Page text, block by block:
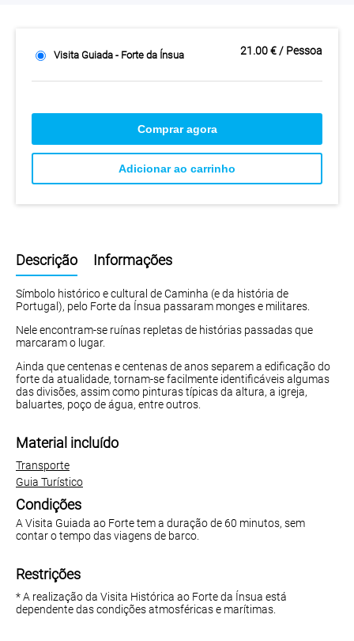
Descrição Informações
Símbolo histórico e cultural de Caminha (e da história de
Portugal), pelo Forte da Ínsua passaram monges e militares.
Nele encontram-se ruínas repletas de histórias passadas que
marcaram o lugar.
Ainda que centenas e centenas de anos separem a edificação do
forte da atualidade, tornam-se facilmente identificáveis algumas
das divisões, assim como pinturas típicas da altura, a igreja,
baluartes, poço de água, entre outros.
Material incluído
Transporte
Guia Turístico
Condições
A Visita Guiada ao Forte tem a duração de 60 minutos, sem
contar o tempo das viagens de barco.
Restrições
* A realização da Visita Histórica ao Forte da Ínsua está
dependente das condições atmosféricas e marítimas.
Visita Guiada - Forte da Ínsua 21.00 € / Pessoa
Comprar agora
Adicionar ao carrinho